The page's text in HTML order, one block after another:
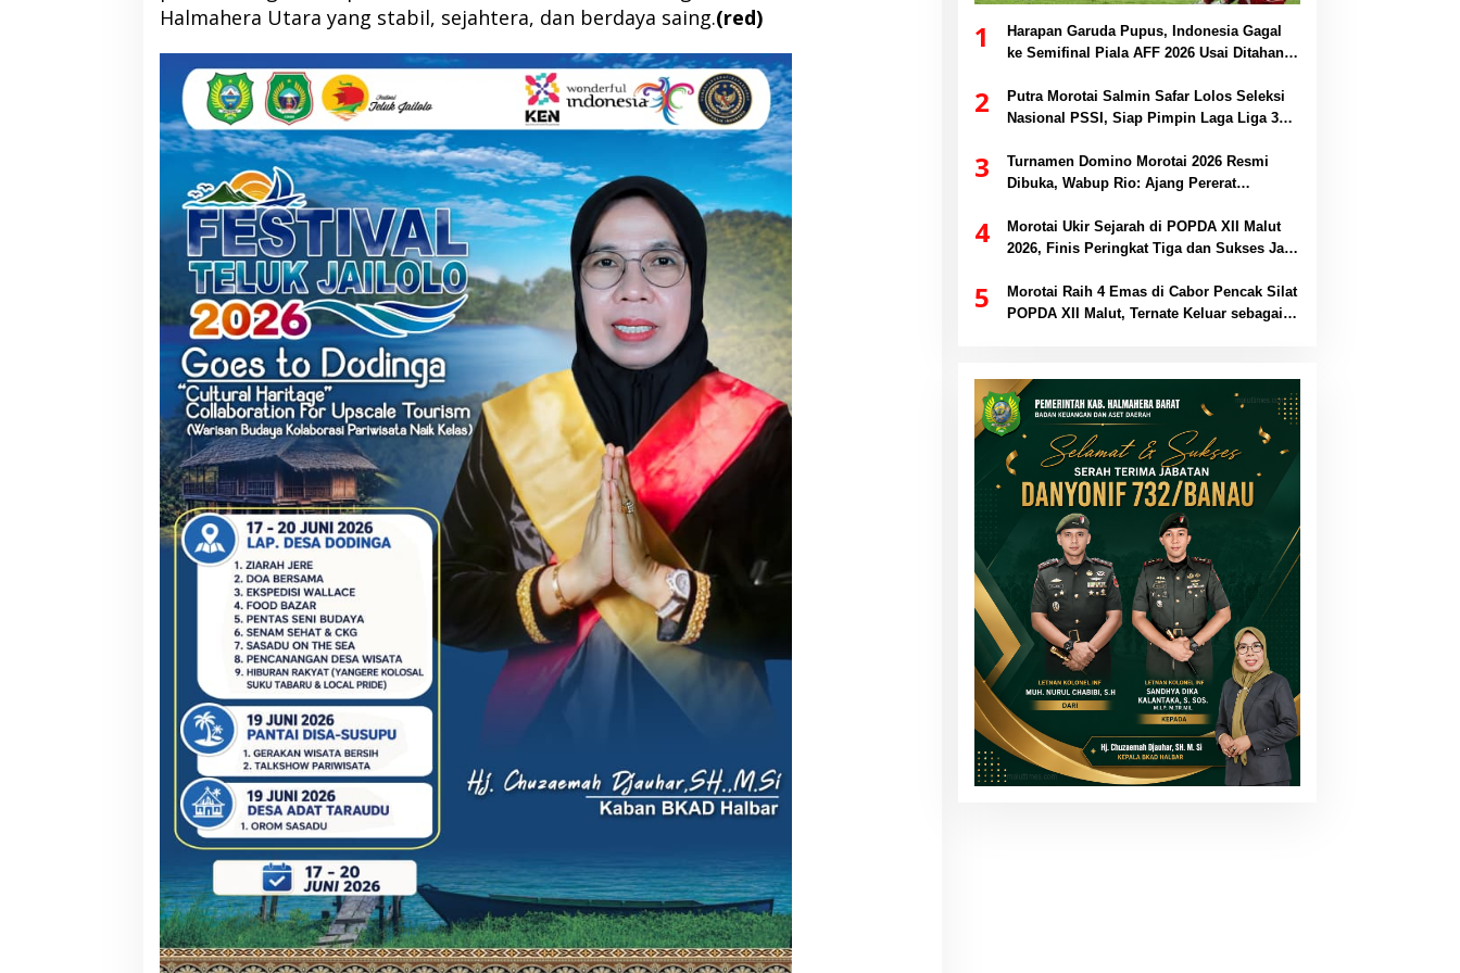
Halmahera Utara yang stabil, sejahtera, dan berdaya saing.(red)
1
Harapan Garuda Pupus, Indonesia Gagal
ke Semifinal Piala AFF 2026 Usai Ditahan
2
Putra Morotai Salmin Safar Lolos Seleksi
Nasional PSSI, Siap Pimpin Laga Liga 3
3
Turnamen Domino Morotai 2026 Resmi
Dibuka, Wabup Rio: Ajang Pererat
4
Morotai Ukir Sejarah di POPDA XII Malut
2026, Finis Peringkat Tiga dan Sukses Jadi
5
Morotai Raih 4 Emas di Cabor Pencak Silat
POPDA XII Malut, Ternate Keluar sebagai